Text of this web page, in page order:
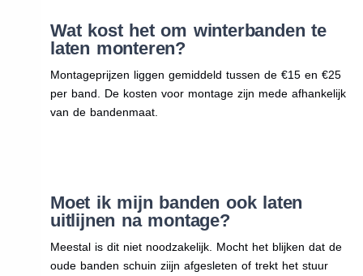
Wat kost het om winterbanden te
laten monteren?
Montageprijzen liggen gemiddeld tussen de €15 en €25
per band. De kosten voor montage zijn mede afhankelijk
van de bandenmaat.
Moet ik mijn banden ook laten
uitlijnen na montage?
Meestal is dit niet noodzakelijk. Mocht het blijken dat de
oude banden schuin ziijn afgesleten of trekt het stuur